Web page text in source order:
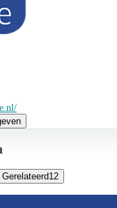
Gerelateerd12